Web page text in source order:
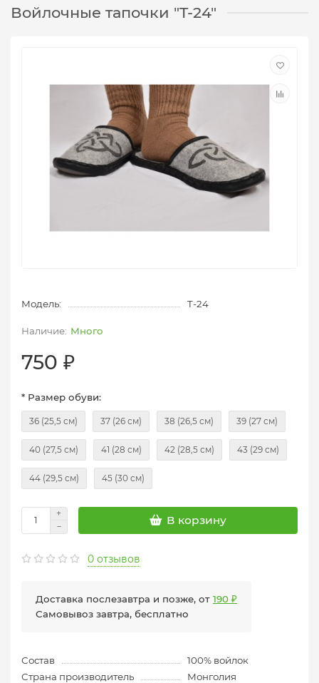
Войлочные тапочки "T-24"
Модель: T-24
Много
750 ₽
* Размер обуви:
36 (25,5 см) 37 (26 см) 38 (26,5 см) 39 (27 см)
40 (27,5 см) 41 (28 см) 42 (28,5 см) 43 (29 см)
44 (29,5 см) 45 (30 см)
В корзину
0 отзывов
Доставка послезавтра и позже, от 190 ₽
Самовывоз завтра, бесплатно
Состав
100% войлок
Страна производитель
Монголия